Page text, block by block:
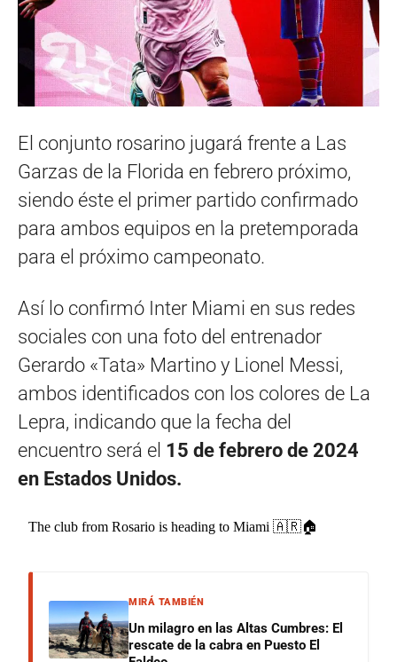
El conjunto rosarino jugará frente a Las
Garzas de la Florida en febrero próximo,
siendo éste el primer partido confirmado
para ambos equipos en la pretemporada
para el próximo campeonato.
Así lo confirmó Inter Miami en sus redes
sociales con una foto del entrenador
Gerardo «Tata» Martino y Lionel Messi,
ambos identificados con los colores de La
Lepra, indicando que la fecha del
encuentro será el 15 de febrero de 2024
en Estados Unidos.
The club from Rosario is heading to Miami 🇦🇷🏠
MIRÁ TAMBIÉN
Un milagro en las Altas Cumbres: El
rescate de la cabra en Puesto El